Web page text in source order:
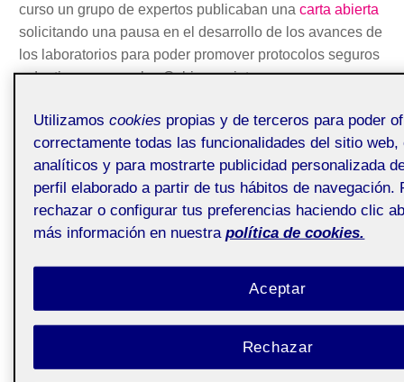
curso un grupo de expertos publicaban una carta abierta
solicitando una pausa en el desarrollo de los avances de
los laboratorios para poder promover protocolos seguros
y dar tiempo a que los Gobiernos intervengan y se
firmada por miles de profesionales y expertos, entre ellos
nombres destacados como el deElon Musk, el que fuera
uno de los inversores promotores deOpenAI
(responsable del lanzamiento de la aplicación ChatGPT).
Los recientes pasos dados por el Parlamento Europeo
para avanzar en laprimera norma sobre inteligencia
En marzo de este año, otra publicación llamaba la
atención nuevamente sobre el avance tecnológico. En
este caso se trataba de unworking papertitulado «GPTs
Utilizamoscookies propias y de terceros para poder
correctamente todas las funcionalidades del sitio web,
analíticos y para mostrarte publicidad personalizada
perfil elaborado a partir de tus hábitos de navegación.
rechazar o configurar tus preferencias haciendo clic
más información en nuestra política de cookies.
Rechazar
Aceptar